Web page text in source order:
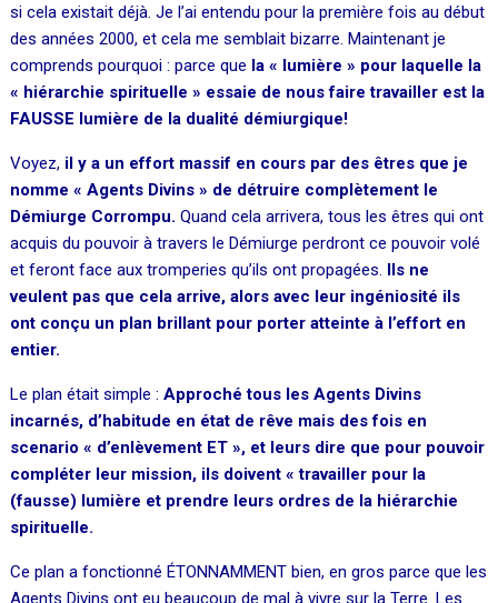
si cela existait déjà. Je l’ai entendu pour la première fois au début
des années 2000, et cela me semblait bizarre. Maintenant je
comprends pourquoi : parce que la « lumière » pour laquelle la
« hiérarchie spirituelle » essaie de nous faire travailler est la
FAUSSE lumière de la dualité démiurgique!
Voyez, il y a un effort massif en cours par des êtres que je
nomme « Agents Divins » de détruire complètement le
Démiurge Corrompu.Quand cela arrivera, tous les êtres qui ont
acquis du pouvoir à travers le Démiurge perdront ce pouvoir volé
et feront face aux tromperies qu’ils ont propagées. Ils ne
veulent pas que cela arrive, alors avec leur ingéniosité ils
ont conçu un plan brillant pour porter atteinte à l’effort en
entier.
Le plan était simple :Approché tous les Agents Divins
incarnés, d’habitude en état de rêve mais des fois en
scenario « d’enlèvement ET », et leurs dire que pour pouvoir
compléter leur mission, ils doivent « travailler pour la
(fausse) lumière et prendre leurs ordres de la hiérarchie
spirituelle.
Ce plan a fonctionné ÉTONNAMMENT bien, en gros parce que les
Agents Divins ont eu beaucoup de mal à vivre sur la Terre. Les